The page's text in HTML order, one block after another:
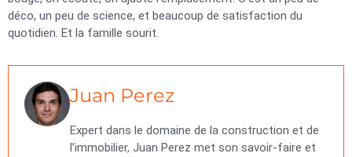
déco, un peu de science, et beaucoup de satisfaction du
quotidien. Et la famille sourit.
Juan Perez
Expert dans le domaine de la construction et de
l’immobilier, Juan Perez met son savoir-faire et